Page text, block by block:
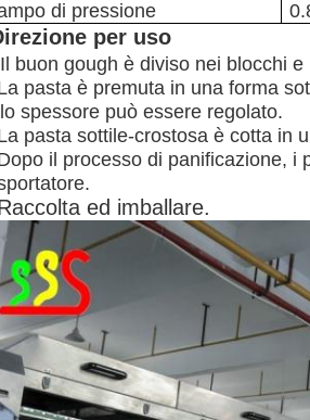
di pressione
per uso
Il buon gough è diviso nei blocchi
pasta è premuta in una forma
spessore può essere regolato.
pasta sottile-crostosa è cotta in
il processo di panificazione, i
ed imballare.